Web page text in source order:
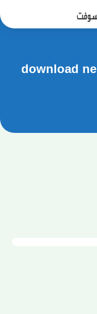
download